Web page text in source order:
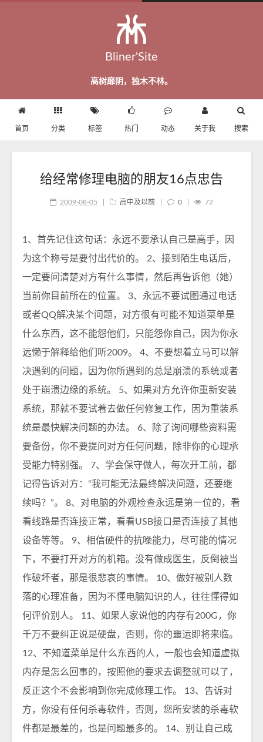
Bliner'Site
高树靡阴，独木不林。
首页 分类 标签 热门 动态 关于我 搜索
给经常修理电脑的朋友16点忠告
2009-08-05 高中及以前 0 72
1、首先记住这句话：永远不要承认自己是高手，因
为这个称号是要付出代价的。 2、接到陌生电话后，
一定要问清楚对方有什么事情，然后再告诉他（她）
当前你目前所在的位置。 3、永远不要试图通过电话
或者QQ解决某个问题，对方很有可能不知道菜单是
什么东西，这不能怨他们，只能怨你自己，因为你永
远懒于解释给他们听2009。 4、不要想着立马可以解
决遇到的问题，因为你所遇到的总是崩溃的系统或者
处于崩溃边缘的系统。 5、如果对方允许你重新安装
系统，那就不要试着去做任何修复工作，因为重装系
统是最快解决问题的办法。 6、除了询问哪些资料需
要备份，你不要提问对方任何问题，除非你的心理承
受能力特别强。 7、学会保守做人，每次开工前，都
记得告诉对方：“我可能无法最终解决问题，还要继
续吗？”。 8、对电脑的外观检查永远是第一位的，看
看线路是否连接正常，看看USB接口是否连接了其他
设备等等。 9、相信硬件的抗噪能力，尽可能的情况
下，不要打开对方的机箱。没有做成医生，反倒被当
作破坏者，那是很悲哀的事情。 10、做好被别人数
落的心理准备，因为不懂电脑知识的人，往往懂得如
何评价别人。 11、如果人家说他的内存有200G，你
千万不要纠正说是硬盘，否则，你的噩运即将来临。
12、不知道菜单是什么东西的人，一般也会知道虚拟
内存是怎么回事的，按照他的要求去调整就可以了，
反正这个不会影响到你完成修理工作。 13、告诉对
方，你没有任何杀毒软件，否则，您所安装的杀毒软
件都是最差的，也是问题最多的。 14、别让自己成